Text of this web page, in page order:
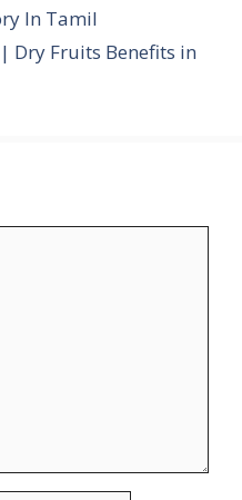
In Tamil
Fruits Benefits in